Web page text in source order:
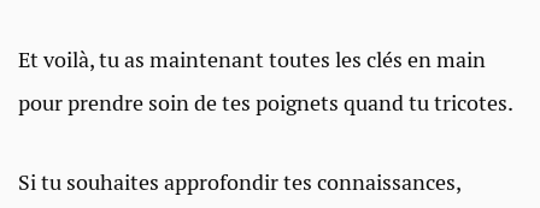
Et voilà, tu as maintenant toutes les clés en main
pour prendre soin de tes poignets quand tu tricotes.
Si tu souhaites approfondir tes connaissances,